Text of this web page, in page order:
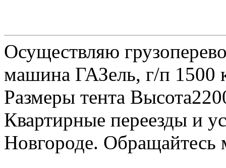
Осуществляю
машина ГАЗель, г/п 1500
Размеры тента
Квартирные переезды и
Новгороде.